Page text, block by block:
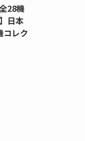
28機
日本
コレク